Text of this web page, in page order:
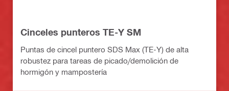
Cinceles punteros TE-Y SM
Puntas de cincel puntero SDS Max (TE-Y) de alta
robustez para tareas de picado/demolición de
hormigón y mampostería